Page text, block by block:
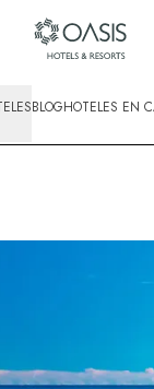
BLOGHOTELES EN